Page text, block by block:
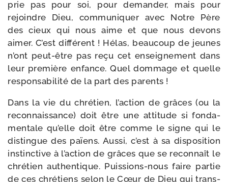
prie pas pour soi, pour deman­der, mais pour
rejoindre Dieu, com­mu­ni­quer avec Notre Père
des cieux qui nous aime et que nous devons
aimer. C’est dif­fé­rent ! Hélas, beau­coup de jeunes
n’ont peut-​être pas reçu cet ensei­gne­ment dans
leur pre­mière enfance. Quel dom­mage et quelle
res­pon­sa­bi­li­té de la part des parents !
Dans la vie du chré­tien, l’ac­tion de grâces (ou la
recon­nais­sance) doit être une atti­tude si fon­da­
men­tale qu’elle doit être comme le signe qui le
dis­tingue des païens. Aussi, c’est à sa dis­po­si­tion
ins­tinc­tive à l’ac­tion de grâces que se recon­naît le
chré­tien authen­tique. Puissions-​nous faire par­tie
de ces chré­tiens selon le Cœur de Dieu qui trans­